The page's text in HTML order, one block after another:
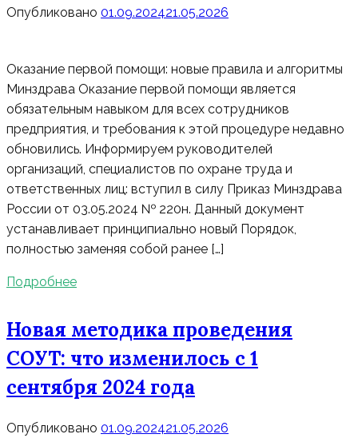
Опубликовано 01.09.202421.05.2026
Оказание первой помощи: новые правила и алгоритмы
Минздрава Оказание первой помощи является
обязательным навыком для всех сотрудников
предприятия, и требования к этой процедуре недавно
обновились. Информируем руководителей
организаций, специалистов по охране труда и
ответственных лиц: вступил в силу Приказ Минздрава
России от 03.05.2024 № 220н. Данный документ
устанавливает принципиально новый Порядок,
полностью заменяя собой ранее […]
Подробнее
Новая методика проведения
СОУТ: что изменилось с 1
сентября 2024 года
Опубликовано 01.09.202421.05.2026